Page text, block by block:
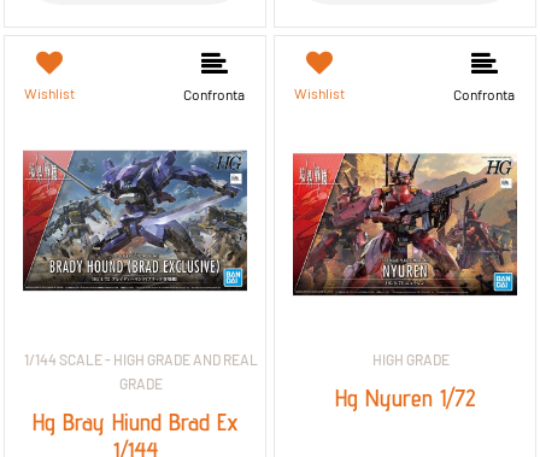
Wishlist Confronta
1/144 SCALE - HIGH GRADE AND REAL
GRADE
Hg Bray Hiund Brad Ex
Wishlist Confronta
HIGH GRADE
Hg Nyuren 1/72